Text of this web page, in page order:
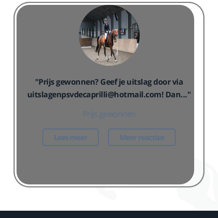
"Prijs gewonnen? Geef je uitslag door via
uitslagenpsvdecaprilli@hotmail.com! Dan..."
Prijs gewonnen
Lees meer Meer reacties